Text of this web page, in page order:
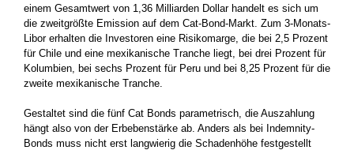
einem Gesamtwert von 1,36 Milliarden Dollar handelt es sich um
die zweitgrößte Emission auf dem Cat-Bond-Markt. Zum 3-Monats-
Libor erhalten die Investoren eine Risikomarge, die bei 2,5 Prozent
für Chile und eine mexikanische Tranche liegt, bei drei Prozent für
Kolumbien, bei sechs Prozent für Peru und bei 8,25 Prozent für die
zweite mexikanische Tranche.
Gestaltet sind die fünf Cat Bonds parametrisch, die Auszahlung
hängt also von der Erbebenstärke ab. Anders als bei Indemnity-
Bonds muss nicht erst langwierig die Schadenhöhe festgestellt